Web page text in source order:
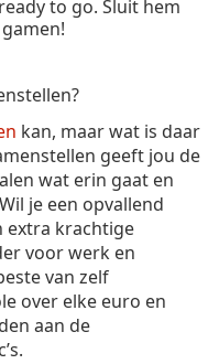
to go. Sluit hem
kan, maar wat is daar
geeft jou de
wat erin gaat en
je een opvallend
extra krachtige
voor werk en
van zelf
over elke euro en
aan de